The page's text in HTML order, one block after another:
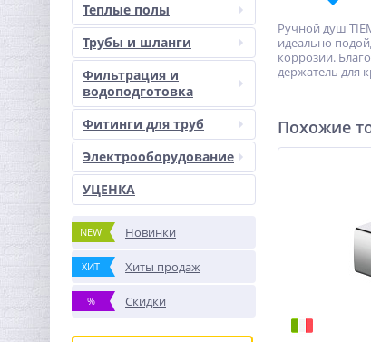
Теплые полы
Трубы и шланги
Фильтрация и
водоподготовка
Фитинги для труб
Электрооборудование
УЦЕНКА
NEW Новинки
ХИТ Хиты продаж
% Скидки
Ручной душ
идеально
коррозии.
держатель для
Похожие